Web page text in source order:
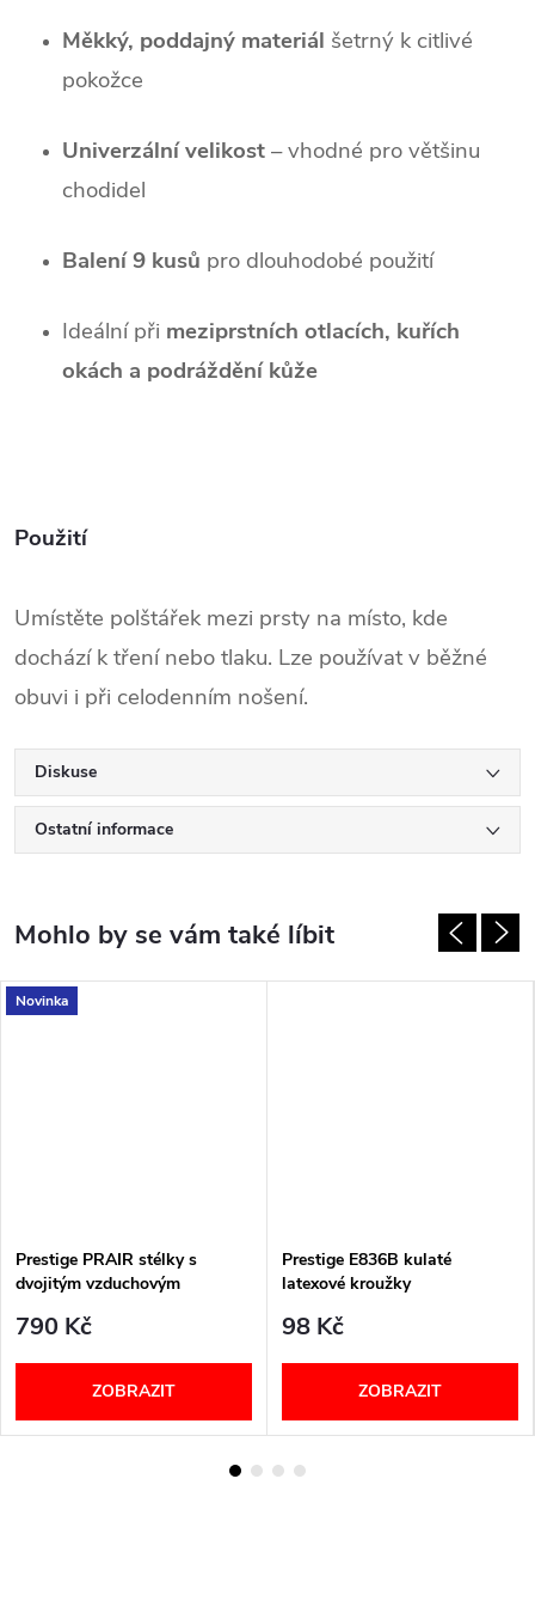
Měkký, poddajný materiál šetrný k citlivé
pokožce
Univerzální velikost– vhodné pro většinu
chodidel
Balení 9 kusů pro dlouhodobé použití
Ideální při meziprstních otlacích, kuřích
okách a podráždění kůže
Použití
Umístěte polštářek mezi prsty na místo, kde
dochází k tření nebo tlaku. Lze používat v běžné
obuvi i při celodenním nošení.
Diskuse
Ostatní informace
Novinka
Prestige PRAIR stélky s
dvojitým vzduchovým
790 Kč
ZOBRAZIT
Prestige E836B kulaté
latexové kroužky
98 Kč
ZOBRAZIT